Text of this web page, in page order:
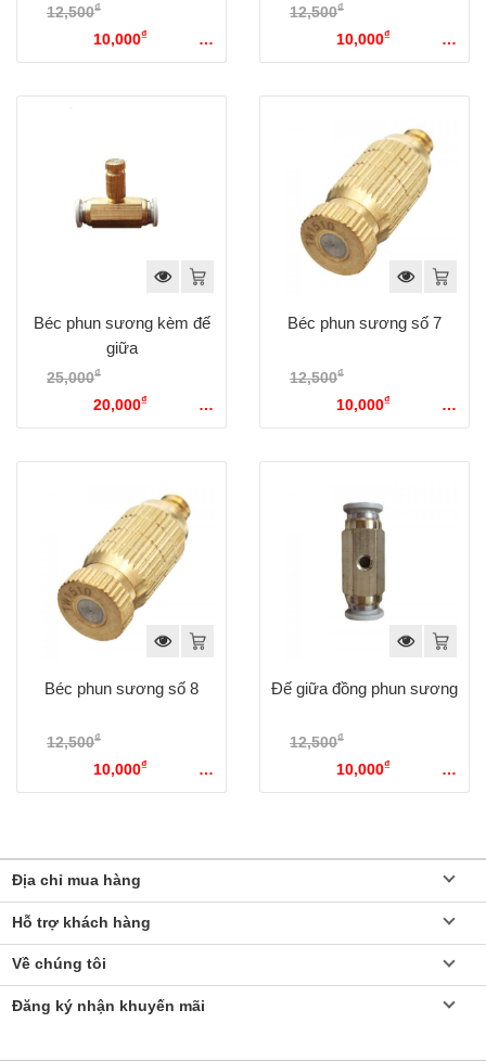
12,500₫
12,500₫.10,000₫
Giá hiện
tại là: 10,000₫.
12,500₫
12,500₫.10,000₫
Giá hiện
tại là: 10,000₫.
Béc phun sương kèm đế
giữa
25,000₫
25,000₫.20,000₫
Giá hiện
tại là: 20,000₫.
Béc phun sương số 7
12,500₫
10,000₫
Giá hiện
tại là: 10,000₫.
Béc phun sương số 8
12,500₫
12,500₫.10,000₫
Giá hiện
tại là: 10,000₫.
Đế giữa đồng phun sương
12,500₫
12,500₫.10,000₫
Giá hiện
tại là: 10,000₫.
Địa chỉ mua hàng
Hỗ trợ khách hàng
Về chúng tôi
Đăng ký nhận khuyến mãi